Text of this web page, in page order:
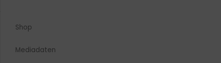
Shop
Mediadaten